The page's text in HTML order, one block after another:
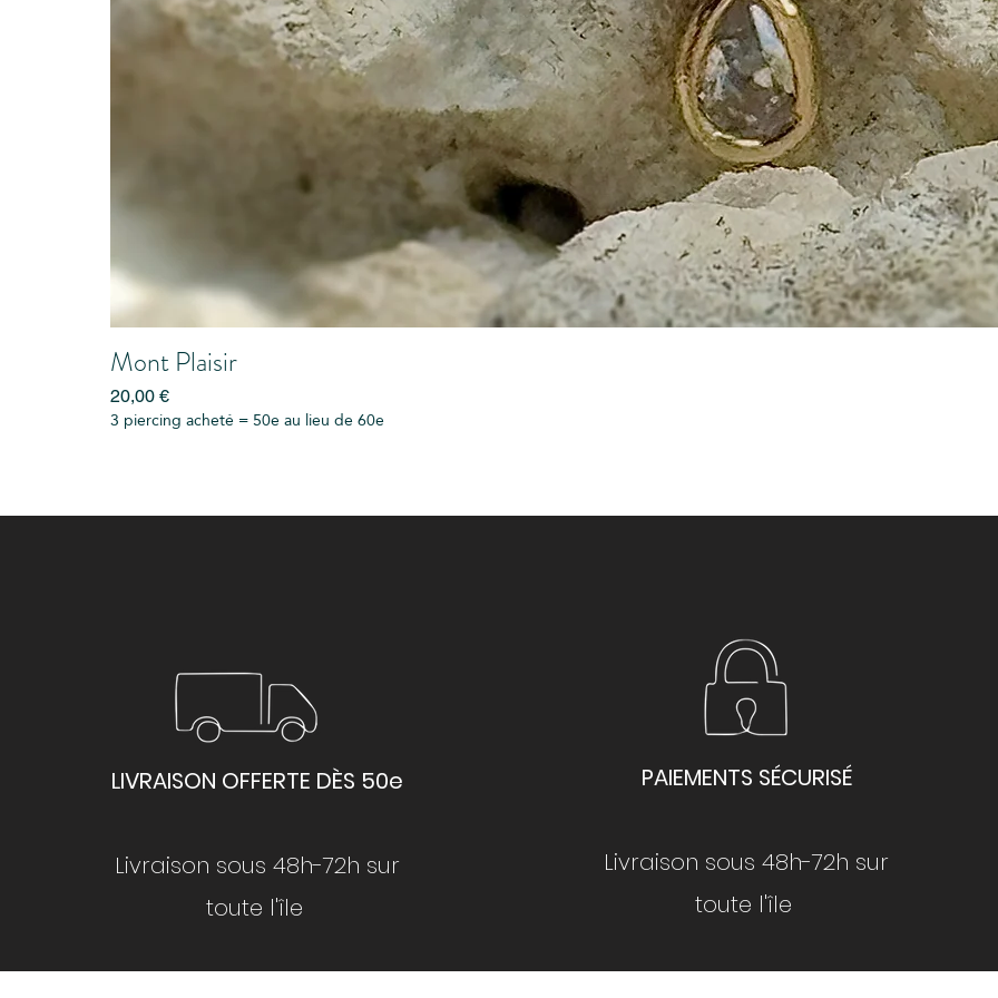
Mont Plaisir
Prix
20,00 €
3 piercing acheté = 50e au lieu de 60e
LIVRAISON OFFERTE DÈS 50e
Livraison sous 48h-72h sur
toute l'île
PAIEMENTS SÉCURISÉ
Livraison sous 48h-72h sur
toute l'île